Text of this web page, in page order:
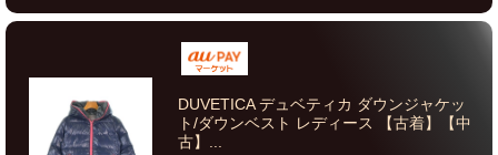
DUVETICA デュベティカ ダウンジャケッ
ト/ダウンベスト レディース 【古着】【中
古】...